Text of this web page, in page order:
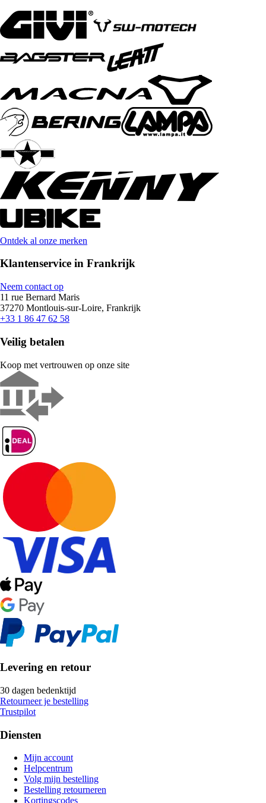
Ontdek al onze merken
Klantenservice in Frankrijk
Neem contact op
11 rue Bernard Maris
37270 Montlouis-sur-Loire, Frankrijk
+33 1 86 47 62 58
Veilig betalen
Koop met vertrouwen op onze site
Levering en retour
30 dagen bedenktijd
Retourneer je bestelling
Trustpilot
Diensten
Mijn account
Helpcentrum
Volg mijn bestelling
Bestelling retourneren
Kortingscodes